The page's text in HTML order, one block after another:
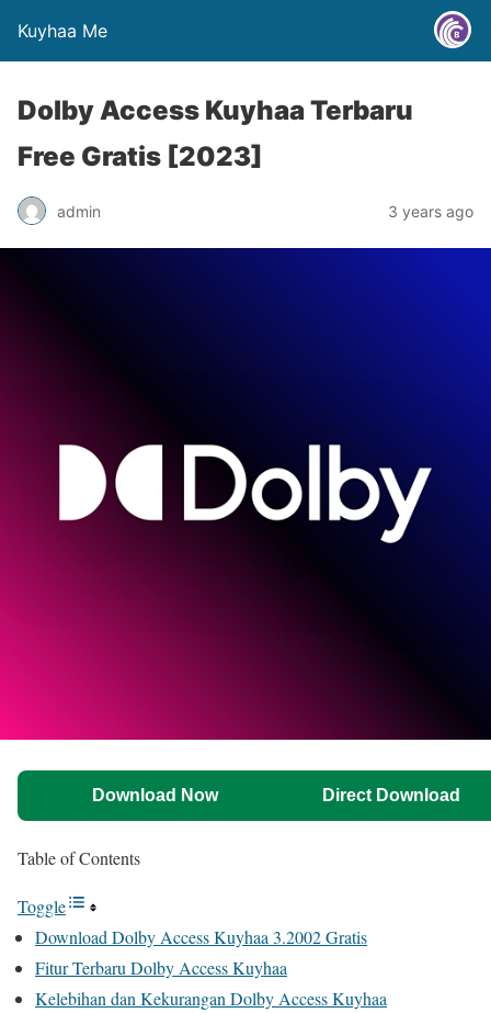
Kuyhaa Me
Dolby Access Kuyhaa Terbaru
Free Gratis [2023]
admin 3 years ago
Download Now Direct Download
Table of Contents
Toggle
Download Dolby Access Kuyhaa 3.2002 Gratis
Fitur Terbaru Dolby Access Kuyhaa
Kelebihan dan Kekurangan Dolby Access Kuyhaa